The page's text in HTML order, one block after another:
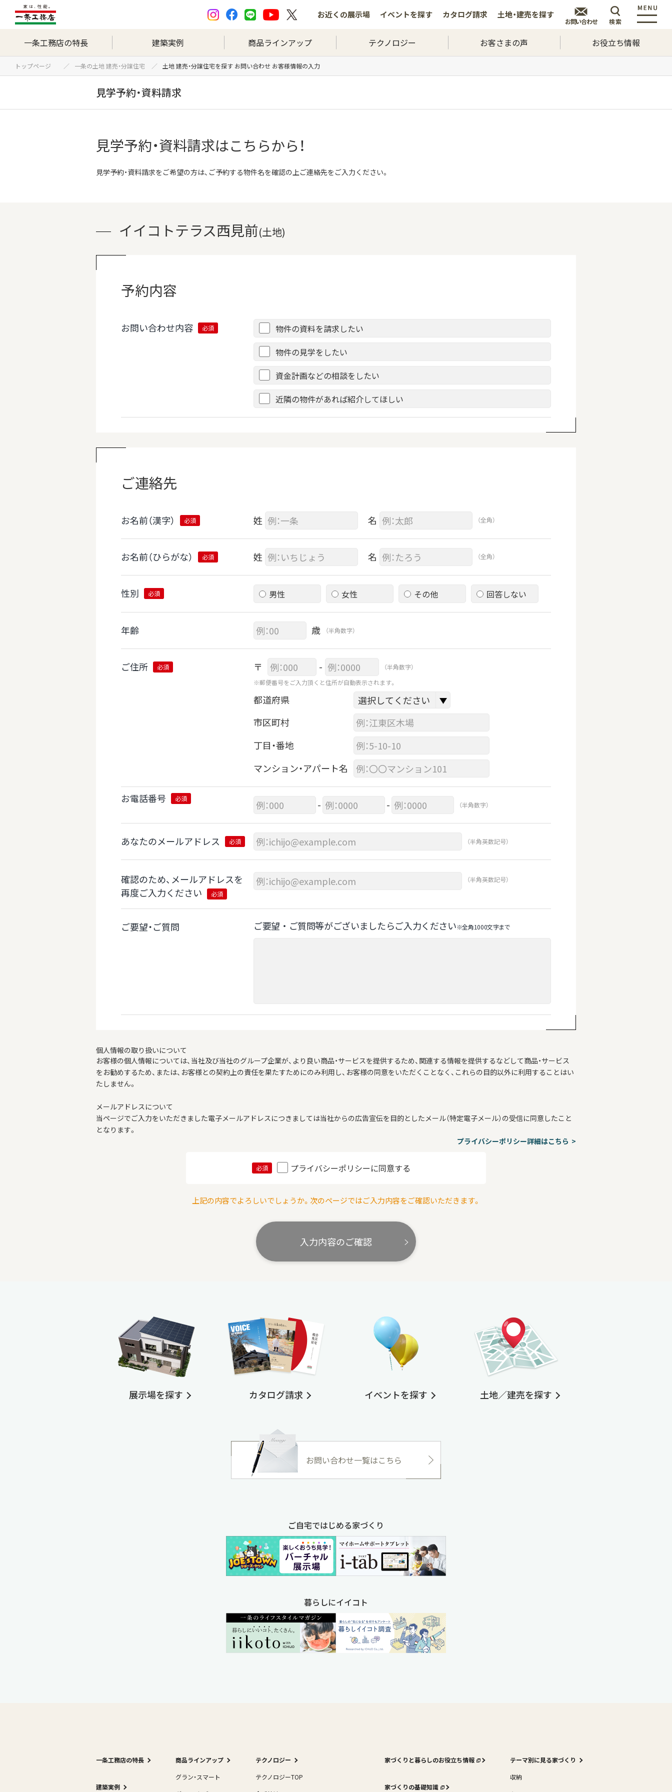
お近くの展示場 イベントを探す カタログ請求 土地・建売を探す
お問い合わせ 検索
一条工務店の特長 建築実例 商品ラインアップ テクノロジー お客さまの声 お役立ち情報
トップページ 一条の土地 建売・分譲住宅 土地 建売・分譲住宅を探す お問い合わせ お客様情報の入力
見学予約・資料請求
見学予約・資料請求はこちらから！
見学予約・資料請求をご希望の方は、ご予約する物件名を確認の上ご連絡先をご入力ください。
イイコトテラス西見前(土地)
予約内容
お問い合わせ内容 必須
物件の資料を請求したい
物件の見学をしたい
資金計画などの相談をしたい
近隣の物件があれば紹介してほしい
ご連絡先
お名前（漢字） 必須 姓 名 （全角）
お名前（ひらがな） 必須 姓 名 （全角）
性別 必須 男性 女性 その他 回答しない
年齢 歳 （半角数字）
ご住所 必須 〒 -
（半角数字）
※郵便番号をご入力頂くと住所が自動表示されます。
都道府県
市区町村
丁目・番地
マンション・アパート名
お電話番号 必須 - - （半角数字）
あなたのメールアドレス 必須 （半角英数記号）
確認のため、メールアドレスを
再度ご入力ください
必須
（半角英数記号）
ご要望・ご質問 ご要望‧ご質問等がございましたらご⼊⼒ください※全⾓1000⽂字まで
個人情報の取り扱いについて
お客様の個人情報については、当社及び当社のグループ企業が、より良い商品・サービスを提供するため、関連する情報を提供するなどして商品・サービス
をお勧めするため、または、お客様との契約上の責任を果たすためにのみ利用し、お客様の同意をいただくことなく、これらの目的以外に利用することはい
たしません。
メールアドレスについて
当ページでご入力をいただきました電子メールアドレスにつきましては当社からの広告宣伝を目的としたメール（特定電子メール）の受信に同意したこと
となります。
プライバシーポリシー詳細はこちら
必須 プライバシーポリシーに同意する
上記の内容でよろしいでしょうか。次のページではご入力内容をご確認いただきます。
入力内容のご確認
展示場を探す カタログ請求 イベントを探す 土地／建売を探す
お問い合わせ一覧はこちら
ご自宅ではじめる家づくり
暮らしにイイコト
一条工務店の特長
建築実例
商品ラインアップ
グラン・スマート
テクノロジー
テクノロジーTOP
家づくりと暮らしのお役立ち情報
家づくりの基礎知識
テーマ別に見る家づくり
収納